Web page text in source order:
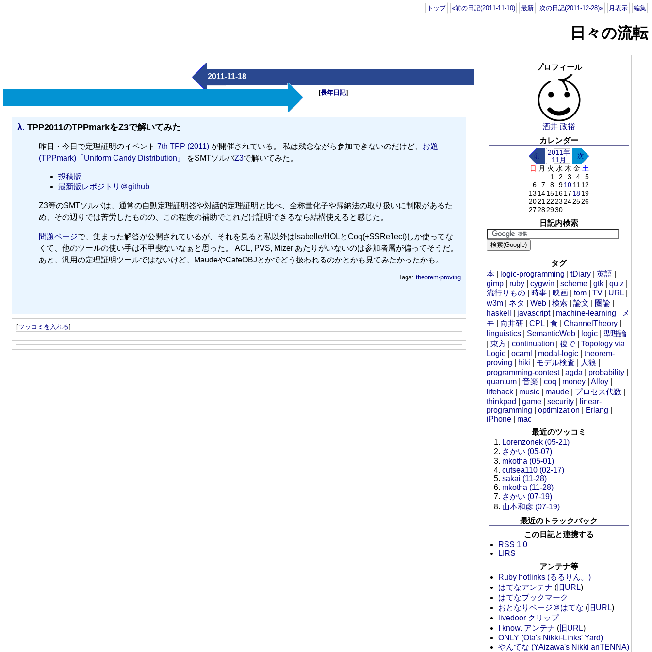
トップ «前の日記(2011-11-10) 最新 次の日記(2011-12-28)» 月表示 編集
日々の流転
2011-11-18
[長年日記]
λ. TPP2011のTPPmarkをZ3で解いてみた
昨日・今日で定理証明のイベント 7th TPP (2011)が開催されている。 私は残念ながら参加できないのだけど、 お題
(TPPmark)「Uniform Candy Distribution」
をSMTソルバZ3で解いてみた。
投稿版
最新版レポジトリ＠github
Z3等のSMTソルバは、通常の自動定理証明器や対話的定理証明と比べ、全称量化子や帰納法の取り扱いに制限があるた
め、その辺りでは苦労したものの、この程度の補助でこれだけ証明できるなら結構使えると感じた。
問題ページで、集まった解答が公開されているが、それを見ると私以外はIsabelle/HOLとCoq(+SSReflect)しか使ってな
くて、他のツールの使い手は不甲斐ないなぁと思った。 ACL, PVS, Mizer あたりがいないのは参加者層が偏ってそうだ。
あと、汎用の定理証明ツールではないけど、MaudeやCafeOBJとかでどう扱われるのかとかも見てみたかったかも。
Tags: theorem-proving
[ツッコミを入れる]
プロフィール
酒井 政裕
カレンダー
前
2011年
11月
次
日 月 火 水 木 金 土
1
2 3 4
5
6
7 8 9 10 11 12
13 14 15 16 17 18 19
20 21 22 23 24 25 26
27 28 2930
日記内検索
タグ
本
logic-programming |tDiary |英語
gimp
ruby |cygwin |scheme |gtk |quiz
流行りもの
時事 映画 |tom |TV URL
w3m
ネタ |Web |検索 |論文 圏論
haskell
javascript| machine-learning
メ
モ
向井研 |CPL |食 |ChannelTheory
linguistics
SemanticWeb logic |型理論
|東方 |continuation |後で|Topology via
Logic |ocaml modal-logic |theorem-
proving
hiki モデル検査 人狼
programming-contest|agda probability
quantum |音楽 |coq money |Alloy
lifehack
music maude プロセス代数
thinkpad
|game |security
linear-
programming |optimization Erlang
iPhone
mac
最近のツッコミ
Lorenzonek (05-21)
さかい (05-07)
mkotha (05-01)
cutsea110 (02-17)
sakai (11-28)
mkotha (11-28)
さかい (07-19)
山本和彦 (07-19)
最近のトラックバック
この日記と連携する
RSS 1.0
LIRS
アンテナ等
Ruby hotlinks (るるりん。)
はてなアンテナ ( 旧URL)
はてなブックマーク
おとなりページ＠はてな ( 旧URL)
livedoor クリップ
I know. アンテナ ( 旧URL)
ONLY (Ota's Nikki-Links' Yard)
やんてな (YAizawa's Nikki anTENNA)